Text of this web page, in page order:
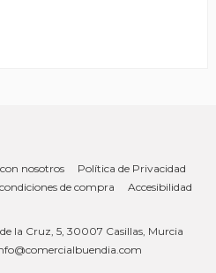
nosotros
Política de Privacidad
de compra Accesibilidad
la Cruz, 5, 30007 Casillas, Murcia